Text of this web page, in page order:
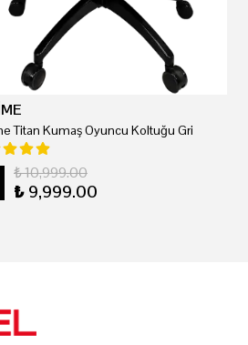
Titan Kumaş Oyuncu Koltuğu Gri
₺ 10,999.00
₺ 9,999.00